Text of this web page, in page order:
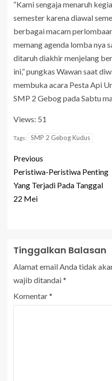
“Kami sengaja menaruh
semester karena diawal
berbagai macam
memang agenda lomba nya
ditaruh diakhir menjelang
ini,” pungkas Wawan saat
membuka acara Pesta Api
SMP 2 Gebog pada Sabtu
Views: 51
Tags: SMP 2 Gebog Kudus
Previous
Peristiwa-Peristiwa Penting
Yang Terjadi Pada Tanggal
22 Mei
Tinggalkan Balasan
Alamat email Anda tidak
wajib ditandai*
Komentar*